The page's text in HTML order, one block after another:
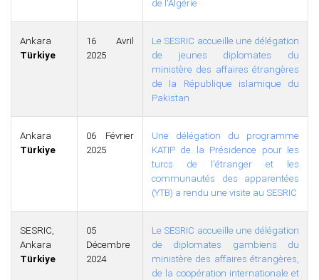
de l'Algérie
Ankara
Türkiye
16 Avril
2025
Le SESRIC accueille une délégation
de jeunes diplomates du
ministère des affaires étrangères
de la République islamique du
Pakistan
Ankara
Türkiye
06 Février
2025
Une délégation du programme
KATIP de la Présidence pour les
turcs de l'étranger et les
communautés des apparentées
(YTB) a rendu une visite au SESRIC
SESRIC,
Ankara
Türkiye
05
Décembre
2024
Le SESRIC accueille une délégation
de diplomates gambiens du
ministère des affaires étrangères,
de la coopération internationale et